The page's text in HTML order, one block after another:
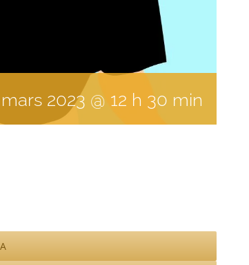
mars 2023 @ 12 h 30 min